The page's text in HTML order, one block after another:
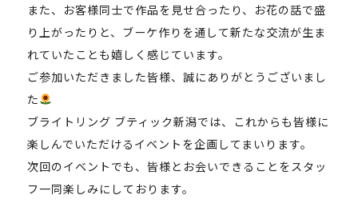
また、お客様同士で作品を見せ合ったり、お花の話で盛
り上がったりと、ブーケ作りを通して新たな交流が生ま
れていたことも嬉しく感じています。
ご参加いただきました皆様、誠にありがとうございまし
た
ブライトリング ブティック新潟では、これからも皆様に
楽しんでいただけるイベントを企画してまいります。
次回のイベントでも、皆様とお会いできることをスタッ
フ一同楽しみにしております。